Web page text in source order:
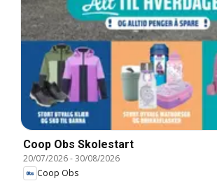
Coop Obs Skolestart
20/07/2026-30/08/2026
Coop Obs